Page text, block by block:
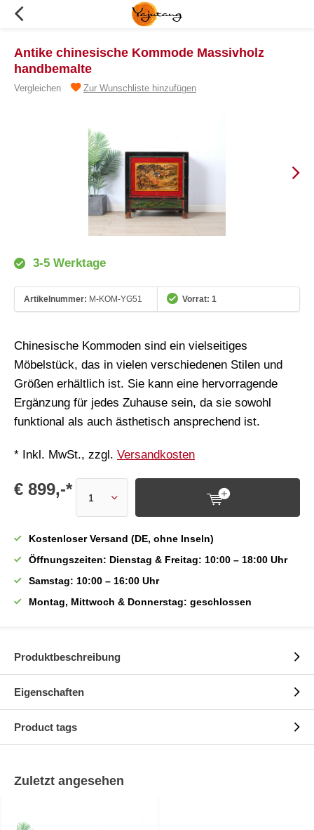
Antike chinesische Kommode Massivholz
handbemalte
Vergleichen Zur Wunschliste hinzufügen
3-5 Werktage
Artikelnummer: M-KOM-YG51 Vorrat: 1
Chinesische Kommoden sind ein vielseitiges
Möbelstück, das in vielen verschiedenen Stilen und
Größen erhältlich ist. Sie kann eine hervorragende
Ergänzung für jedes Zuhause sein, da sie sowohl
funktional als auch ästhetisch ansprechend ist.
* Inkl. MwSt., zzgl. Versandkosten
€ 899,-*
Kostenloser Versand (DE, ohne Inseln)
Öffnungszeiten: Dienstag & Freitag: 10:00 – 18:00 Uhr
Samstag: 10:00 – 16:00 Uhr
Montag, Mittwoch & Donnerstag: geschlossen
Produktbeschreibung
Eigenschaften
Product tags
Zuletzt angesehen